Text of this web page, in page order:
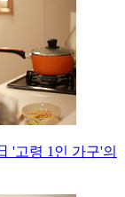
'고령 1인 가구'의